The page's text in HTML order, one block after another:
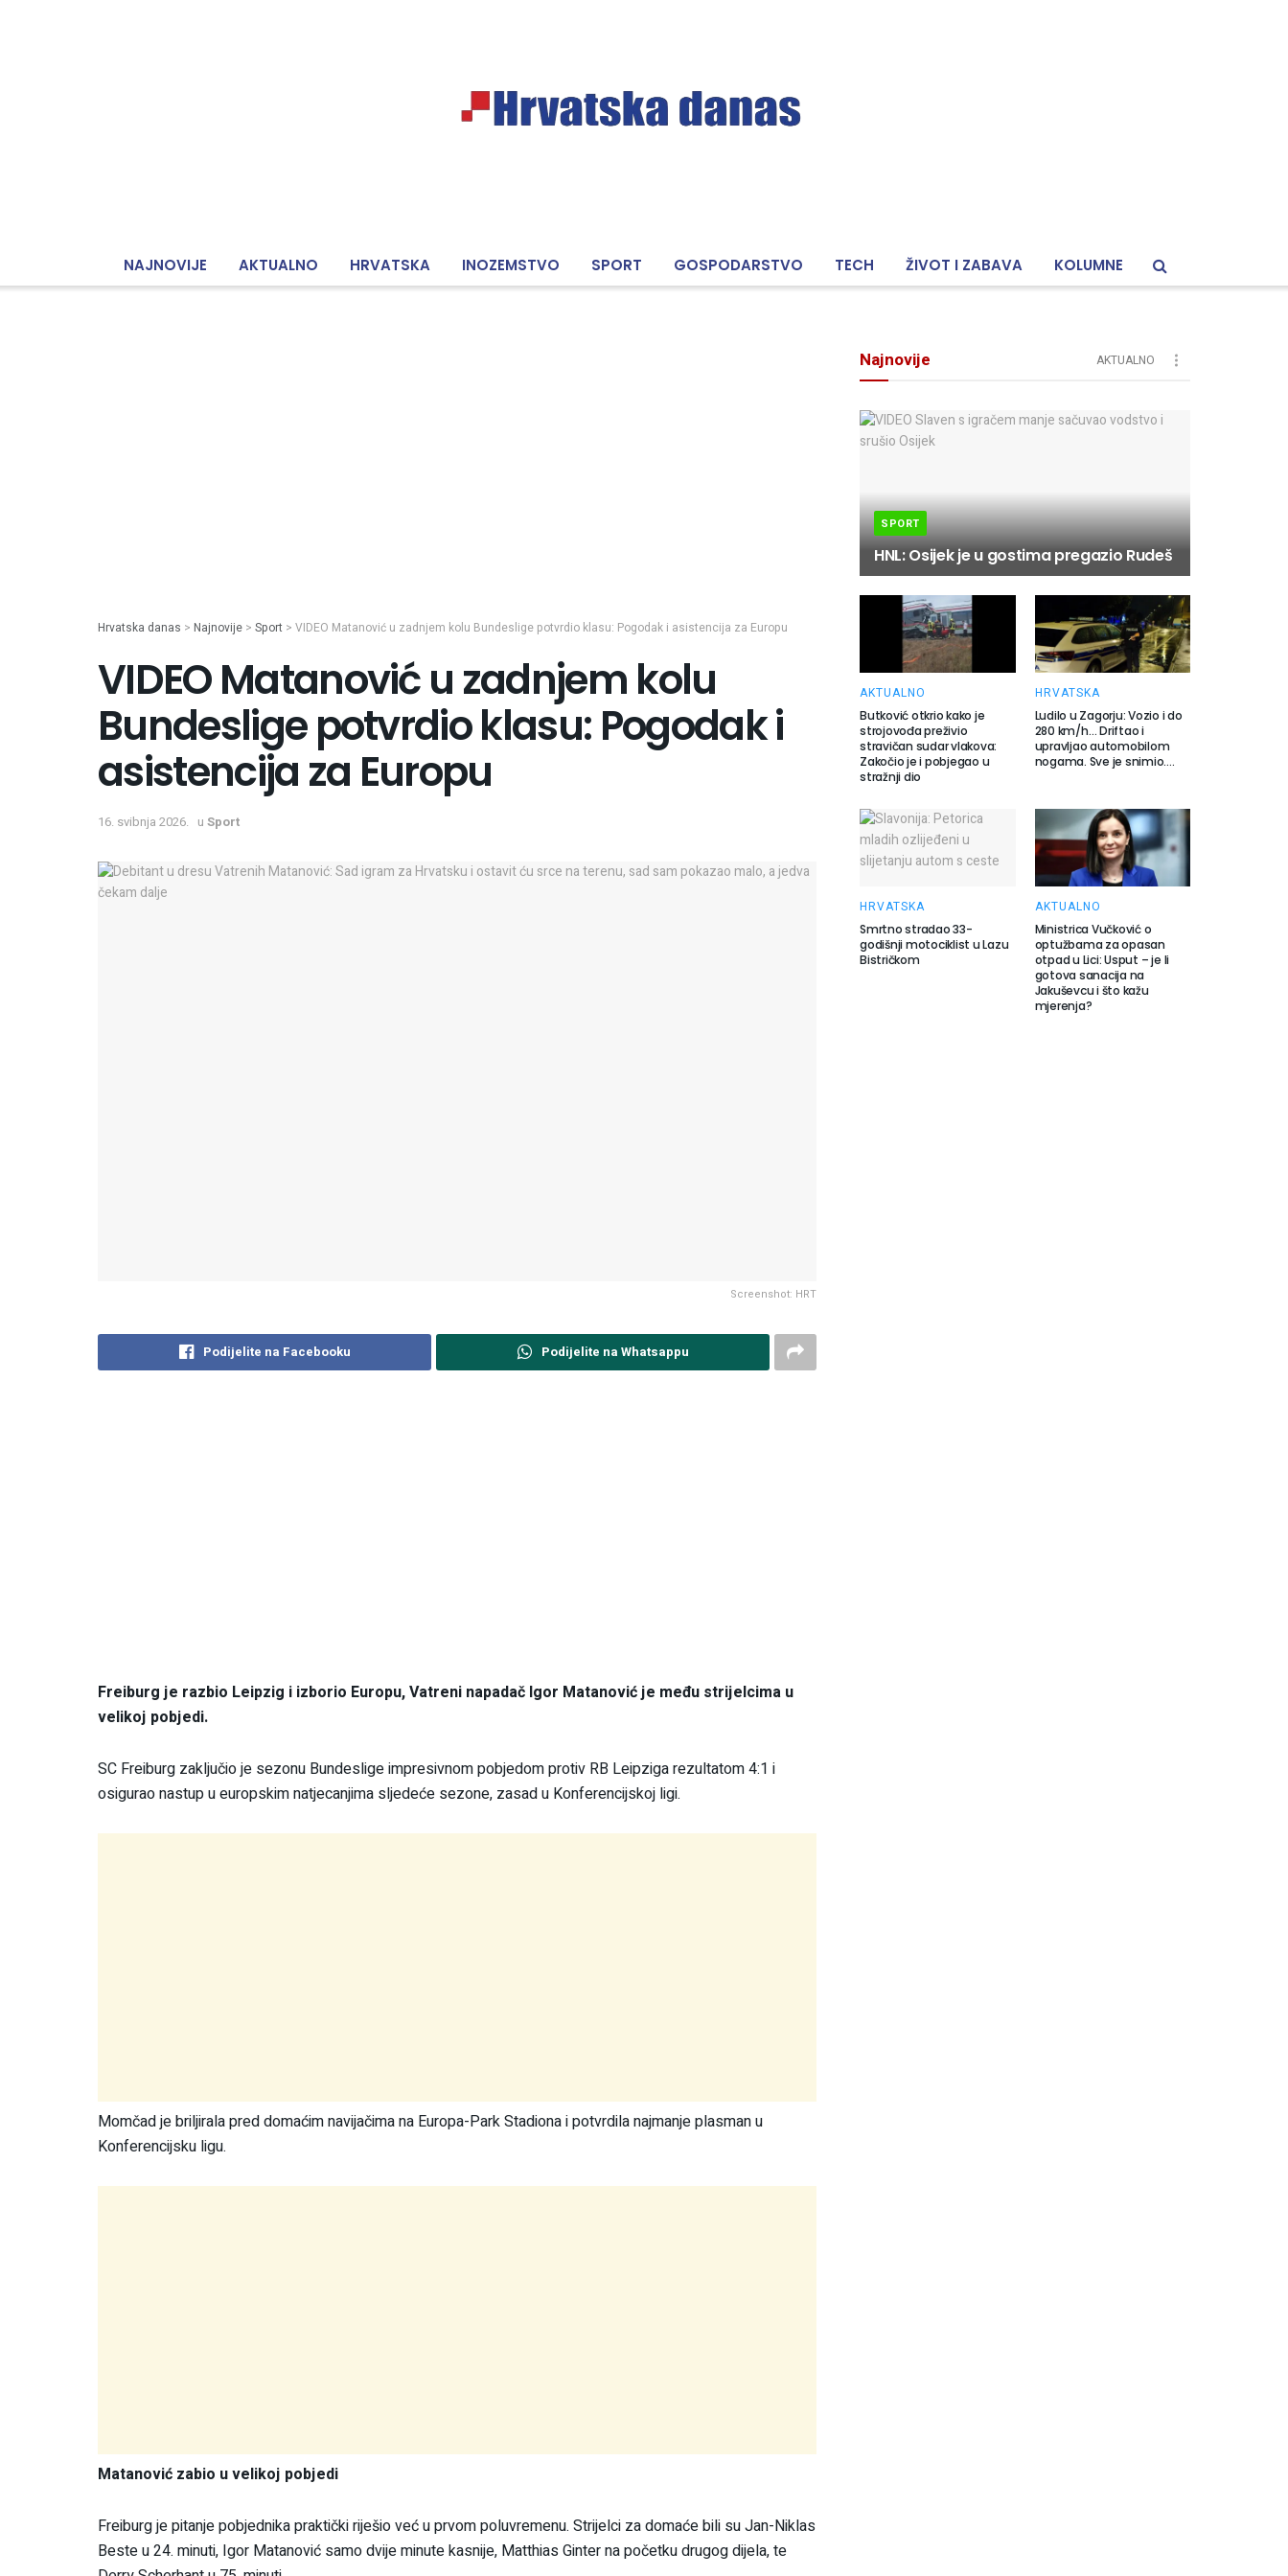
NAJNOVIJE AKTUALNO HRVATSKA INOZEMSTVO SPORT GOSPODARSTVO TECH ŽIVOT I ZABAVA KOLUMNE
Hrvatska danas > Najnovije > Sport > VIDEO Matanović u zadnjem kolu Bundeslige potvrdio klasu: Pogodak i asistencija za Europu
VIDEO Matanović u zadnjem kolu
Bundeslige potvrdio klasu: Pogodak i
asistencija za Europu
16. svibnja 2026. u Sport
Screenshot: HRT
Podijelite na Facebooku Podijelite na Whatsappu
Freiburg je razbio Leipzig i izborio Europu, Vatreni napadač Igor Matanović je među strijelcima u
velikoj pobjedi.
SC Freiburg zaključio je sezonu Bundeslige impresivnom pobjedom protiv RB Leipziga rezultatom 4:1 i
osigurao nastup u europskim natjecanjima sljedeće sezone, zasad u Konferencijskoj ligi.
Momčad je briljirala pred domaćim navijačima na Europa-Park Stadiona i potvrdila najmanje plasman u
Konferencijsku ligu.
Matanović zabio u velikoj pobjedi
Freiburg je pitanje pobjednika praktički riješio već u prvom poluvremenu. Strijelci za domaće bili su Jan-Niklas
Beste u 24. minuti, Igor Matanović samo dvije minute kasnije, Matthias Ginter na početku drugog dijela, te
Najnovije AKTUALNO
SPORT
HNL: Osijek je u gostima pregazio Rudeš
AKTUALNO
Butković otkrio kako je
strojovođa preživio
stravičan sudar vlakova:
Zakočio je i pobjegao u
stražnji dio
HRVATSKA
Ludilo u Zagorju: Vozio i do
280 km/h… Driftao i
upravljao automobilom
nogama. Sve je snimio….
HRVATSKA
Smrtno stradao 33-
godišnji motociklist u Lazu
Bistričkom
AKTUALNO
Ministrica Vučković o
optužbama za opasan
otpad u Lici: Usput – je li
gotova sanacija na
Jakuševcu i što kažu
mjerenja?